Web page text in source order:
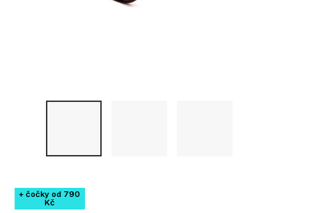
+ čočky od 790
Kč